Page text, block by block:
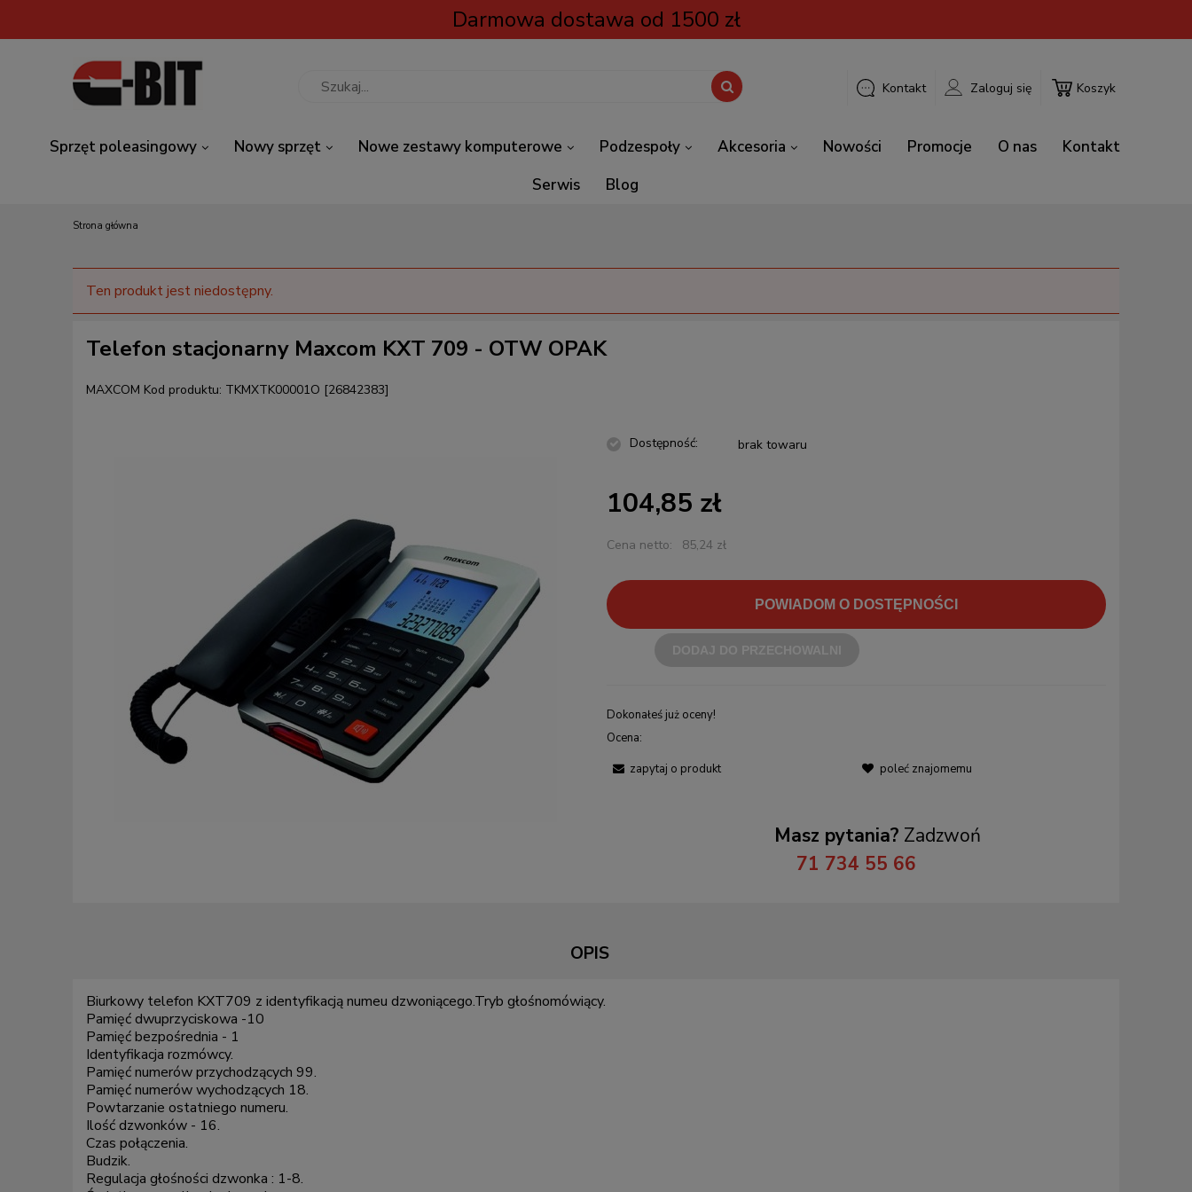
Darmowa dostawa od 1500 zł
Koszyk
Kontakt Zaloguj się
Sprzęt poleasingowy Nowy sprzęt Nowe zestawy komputerowe Podzespoły Akcesoria Nowości Promocje O nas
Kontakt
Serwis
Blog
Strona główna
Ten produkt jest niedostępny.
Telefon stacjonarny Maxcom KXT 709 - OTW OPAK
MAXCOM Kod produktu: TKMXTK00001O [26842383]
Dostępność: brak towaru
104,85 zł
Cena netto: 85,24 zł
POWIADOM O DOSTĘPNOŚCI
Dokonałeś już oceny!
Ocena:
zapytaj o produkt
poleć znajomemu
Masz pytania? Zadzwoń
71 734 55 66
OPIS
Biurkowy telefon KXT709 z identyfikacją numeu dzwoniącego.Tryb głośnomówiący.
Pamięć dwuprzyciskowa -10
Pamięć bezpośrednia - 1
Identyfikacja rozmówcy.
Pamięć numerów przychodzących 99.
Pamięć numerów wychodzących 18.
Powtarzanie ostatniego numeru.
Ilość dzwonków - 16.
Czas połączenia.
Budzik.
Regulacja głośności dzwonka : 1-8.